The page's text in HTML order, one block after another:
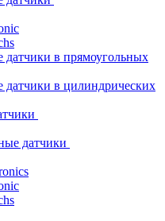
датчики в прямоугольных
датчики в цилиндрических
датчики